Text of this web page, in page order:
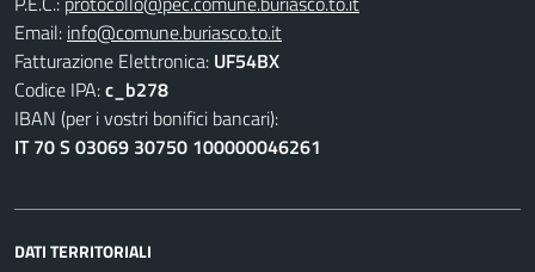
Email: info@comune.buriasco.to.it
Fatturazione Elettronica: UF54BX
Codice IPA:c_b278
IBAN (per i vostri bonifici bancari):
IT 70 S 03069 30750 100000046261
DATI TERRITORIALI